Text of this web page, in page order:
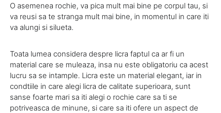
O asemenea rochie, va pica mult mai bine pe corpul tau, si
va reusi sa te stranga mult mai bine, in momentul in care iti
va alungi si silueta.
Toata lumea considera despre licra faptul ca ar fi un
material care se muleaza, insa nu este obligatoriu ca acest
lucru sa se intample. Licra este un material elegant, iar in
condtiile in care alegi licra de calitate superioara, sunt
sanse foarte mari sa iti alegi o rochie care sa ti se
potriveasca de minune, si care sa iti ofere un aspect de